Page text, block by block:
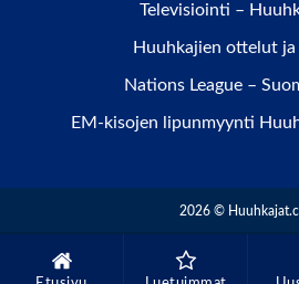
Televisiointi –
Huuhkajien ottelut
Nations League –
EM-kisojen lipunmyynti
2026 ©